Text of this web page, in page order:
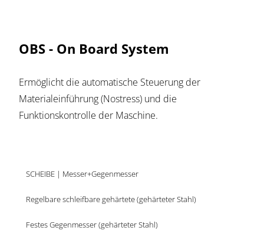
OBS - On Board System
Ermöglicht die automatische Steuerung der
Materialeinführung (Nostress) und die
Funktionskontrolle der Maschine.
SCHEIBE | Messer+Gegenmesser
Regelbare schleifbare gehärtete (gehärteter Stahl)
Festes Gegenmesser (gehärteter Stahl)